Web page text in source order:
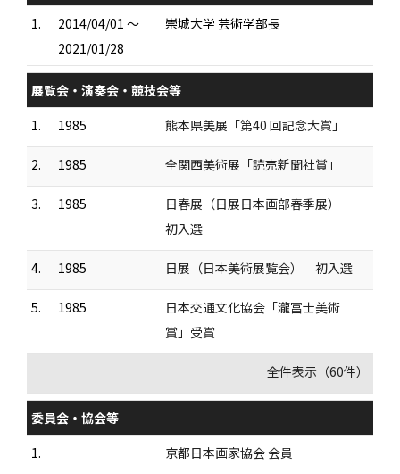
1.
2014/04/01 ～
2021/01/28
崇城大学 芸術学部長
展覧会・演奏会・競技会等
1.
1985 熊本県美展「第40 回記念大賞」
2. 1985 全関西美術展「読売新聞社賞」
3. 1985
日春展（日展日本画部春季展）
初入選
4. 1985 日展（日本美術展覧会） 初入選
5. 1985
日本交通文化協会「瀧冨士美術
賞」受賞
全件表示（60件）
委員会・協会等
1.
京都日本画家協会 会員